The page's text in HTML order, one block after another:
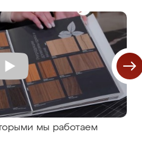
мы работаем